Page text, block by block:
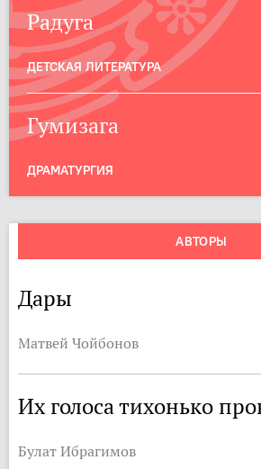
Радуга
ДЕТСКАЯ ЛИТЕРАТУРА
Гумизага
ДРАМАТУРГИЯ
АВТОРЫ
Дары
Матвей Чойбонов
Их голоса тихонько
Булат Ибрагимов